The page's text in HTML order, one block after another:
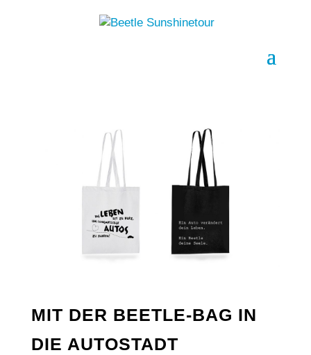
MIT DER BEETLE-BAG IN
DIE AUTOSTADT